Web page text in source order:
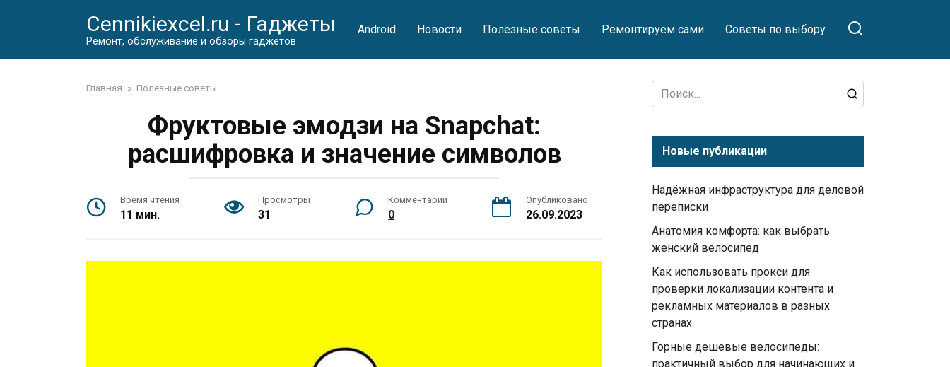
Cennikiexcel.ru - Гаджеты
Ремонт, обслуживание и обзоры гаджетов
Android Новости Полезные советы Ремонтируем сами Советы по выбору
Главная » Полезные советы
Фруктовые эмодзи на Snapchat:
расшифровка и значение символов
Время чтения
11 мин.
Просмотры
31
Комментарии
0
Опубликовано
26.09.2023
Search
for:
Новые публикации
Надёжная инфраструктура для деловой
переписки
Анатомия комфорта: как выбрать
женский велосипед
Как использовать прокси для
проверки локализации контента и
рекламных материалов в разных
странах
Горные дешевые велосипеды:
практичный выбор для начинающих и